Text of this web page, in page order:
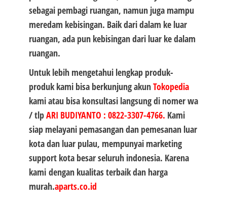
sebagai pembagi ruangan, namun juga mampu
meredam kebisingan. Baik dari dalam ke luar
ruangan, ada pun kebisingan dari luar ke dalam
ruangan.
Untuk lebih mengetahui lengkap produk-
produk kami bisa berkunjung akunTokopedia
kami atau bisa konsultasi langsung di nomer wa
/ tlpARI BUDIYANTO : 0822-3307-4766. Kami
siap melayani pemasangan dan pemesanan luar
kota dan luar pulau, mempunyai marketing
support kota besar seluruh indonesia. Karena
kami dengan kualitas terbaik dan harga
murah.aparts.co.id